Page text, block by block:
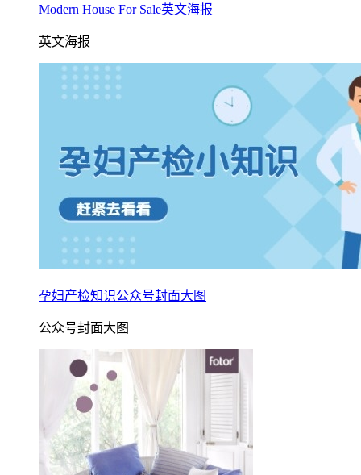
Modern House For Sale英文海报
英文海报
孕妇产检知识公众号封面大图
公众号封面大图